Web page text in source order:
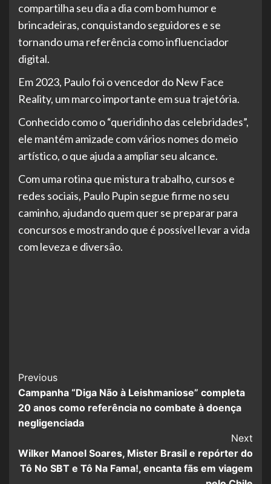
compartilha seu dia a dia com bom humor e
brincadeiras, conquistando seguidores e se
tornando uma referência como influenciador
digital.
Em 2023, Paulo foi o vencedor do New Face
Reality, um marco importante em sua trajetória.
Conhecido como o “queridinho das celebridades”,
ele mantém amizade com vários nomes do meio
artístico, o que ajuda a ampliar seu alcance.
Com uma rotina que mistura trabalho, cursos e
redes sociais, Paulo Pupin segue firme no seu
caminho, ajudando quem quer se preparar para
concursos e mostrando que é possível levar a vida
com leveza e diversão.
Post
Navigation
Previous
Campanha “Diga Não à Leishmaniose” completa
20 anos como referência no combate à doença
negligenciada
Next
Wilker Manoel Soares, Mister Brasil e repórter do
Tô No SBT e Tô Na Fama!, encanta fãs em viagem